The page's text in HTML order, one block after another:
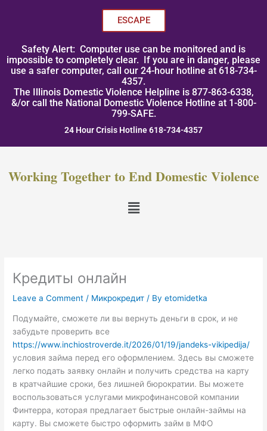
ESCAPE
Safety Alert: Computer use can be monitored and is
impossible to completely clear. If you are in danger, please
use a safer computer, call our 24-hour hotline at 618-734-
4357.
The Illinois Domestic Violence Helpline is 877-863-6338,
&/or call the National Domestic Violence Hotline at 1-800-
799-SAFE.
24 Hour Crisis Hotline 618-734-4357
Working Together to End Domestic Violence
Menu
Кредиты онлайн
Leave a Comment / Микрокредит / Byetomidetka
Подумайте, сможете ли вы вернуть деньги в срок, и не
забудьте проверить все
https://www.inchiostroverde.it/2026/01/19/jandeks-vikipedija/
условия займа перед его оформлением. Здесь вы сможете
легко подать заявку онлайн и получить средства на карту
в кратчайшие сроки, без лишней бюрократии. Вы можете
воспользоваться услугами микрофинансовой компании
Финтерра, которая предлагает быстрые онлайн-займы на
карту. Вы сможете быстро оформить займ в МФО